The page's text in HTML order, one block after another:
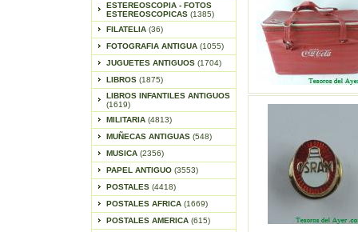
ESTEREOSCOPIA - FOTOS
ESTEREOSCOPICAS (1385)
FILATELIA (36)
FOTOGRAFIA ANTIGUA (1055)
JUGUETES ANTIGUOS (1704)
LIBROS (1875)
LIBROS INFANTILES ANTIGUOS
(1619)
MILITARIA (4813)
MUÑECAS ANTIGUAS (548)
MUSICA (2356)
PAPEL ANTIGUO (3553)
POSTALES (4418)
POSTALES AFRICA (1669)
POSTALES AMERICA (615)